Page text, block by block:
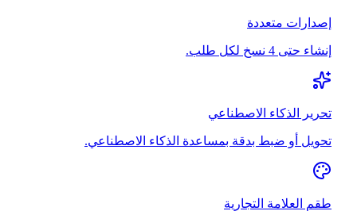
إصدارات متعددة
إنشاء حتى 4 نسخ لكل طلب.
تحرير الذكاء الاصطناعي
تحويل أو ضبط بدقة بمساعدة الذكاء الاصطناعي.
طقم العلامة التجارية